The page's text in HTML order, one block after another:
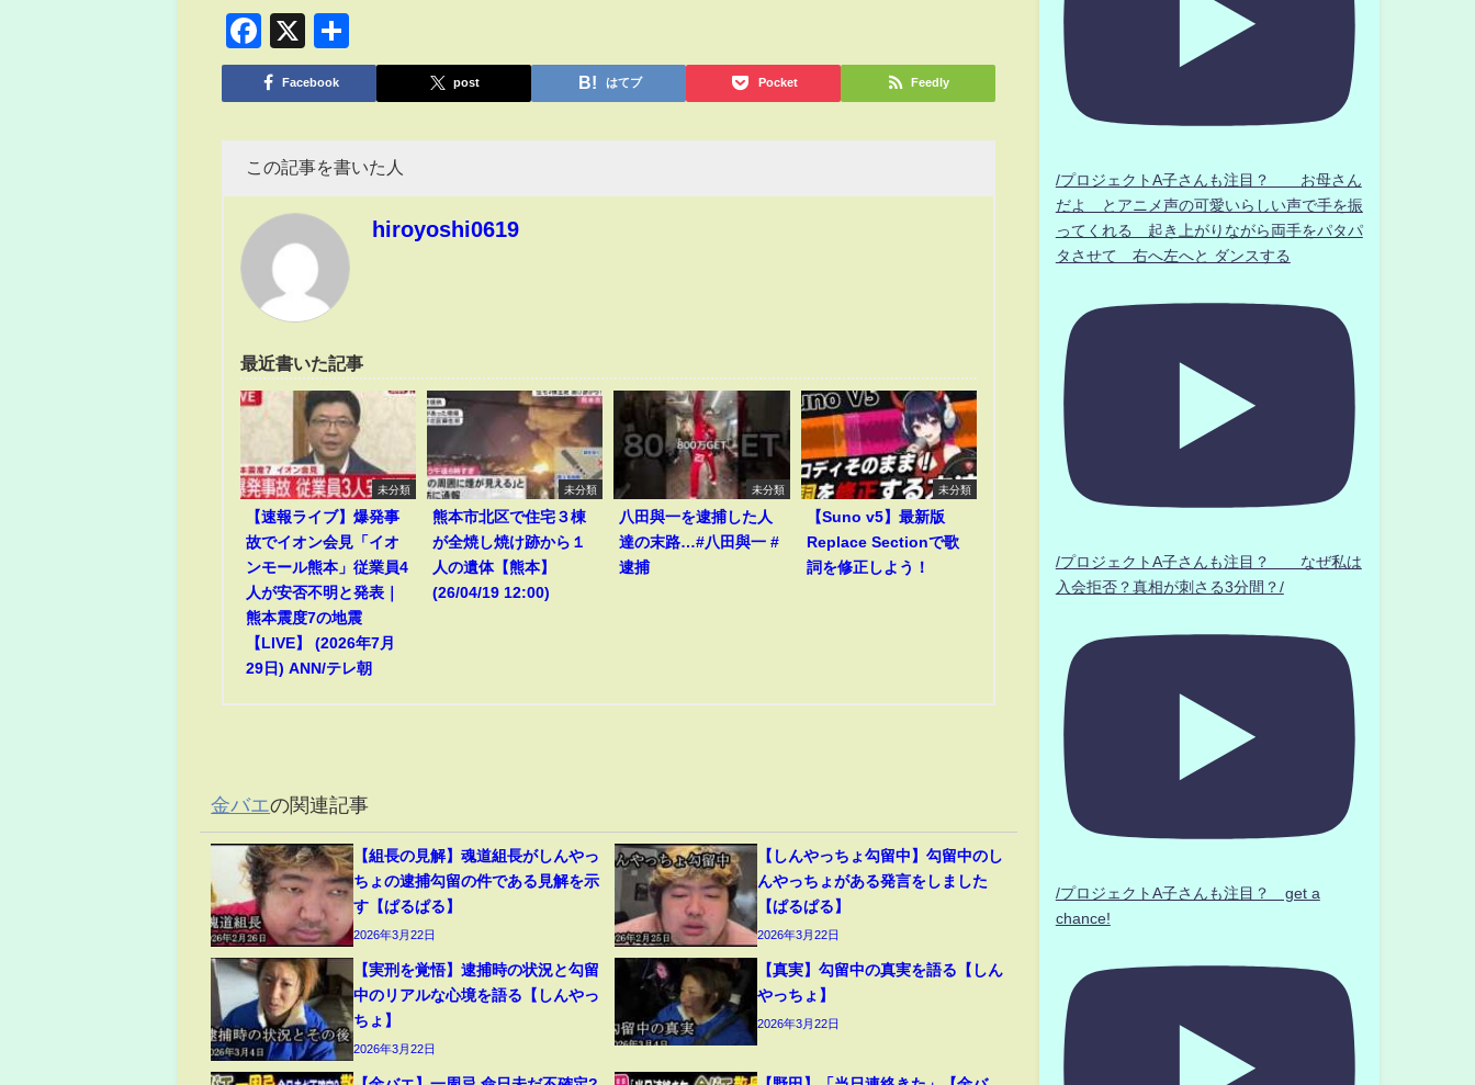
Facebook
X
有
Facebook post はてブ Pocket Feedly
この記事を書いた人
hiroyoshi0619
最近書いた記事
未分類
【速報ライブ】爆発事
故でイオン会見「イオ
ンモール熊本」従業員4
人が安否不明と発表｜
熊本震度7の地震
【LIVE】 (2026年7月
29日) ANN/テレ朝
未分類
熊本市北区で住宅３棟
が全焼し焼け跡から１
人の遺体【熊本】
(26/04/19 12:00)
未分類
八田與一を逮捕した人
達の末路…#八田與一 #
逮捕
未分類
【Suno v5】最新版
Replace Sectionで歌
詞を修正しよう！
金バエの関連記事
【組長の見解】魂道組長がしんやっ
ちょの逮捕勾留の件である見解を示
す【ぱるぱる】
2026年3月22日
【しんやっちょ勾留中】勾留中のし
んやっちょがある発言をしました
【ぱるぱる】
2026年3月22日
【実刑を覚悟】逮捕時の状況と勾留
中のリアルな心境を語る【しんやっ
ちょ】
2026年3月22日
【真実】勾留中の真実を語る【しん
やっちょ】
2026年3月22日
/プロジェクトA子さんも注目？ お母さん
だよ とアニメ声の可愛いらしい声で手を振
ってくれる 起き上がりながら両手をパタパ
タさせて 右へ左へと ダンスする
/プロジェクトA子さんも注目？ なぜ私は
入会拒否？真相が刺さる3分間？/
/プロジェクトA子さんも注目？ get a
chance!